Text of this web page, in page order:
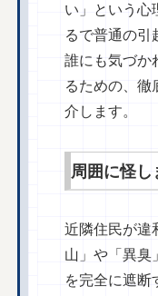
い」という心
るで普通の引
誰にも気づか
るための、徹
介します。
周囲に怪し
近隣住民が違
山」や「異臭
を完全に遮断